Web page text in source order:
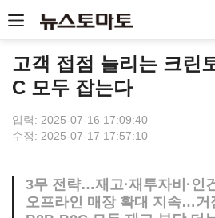
고객 접점 늘리는 크린
C 모두 잡는다
입력: 2025-07-16 17:09:40
수정: 2025-07-17 17:57:10
3무 전략…재고·재투자비·인
오프라인 매장 확대 지속…거